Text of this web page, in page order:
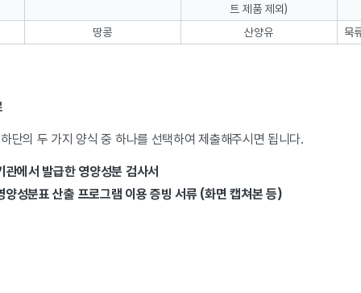
트 제품 제외)
땅콩
산양유 묵
단의 두 가지 양식 중 하나를 선택하여 제출해주시면 됩니다.
관에서 발급한 영양성분 검사서
성분표 산출 프로그램 이용 증빙 서류 (화면 캡쳐본 등)